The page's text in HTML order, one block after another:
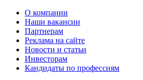
О компании
Наши вакансии
Партнерам
Реклама на сайте
Новости и статьи
Инвесторам
Кандидаты по профессиям